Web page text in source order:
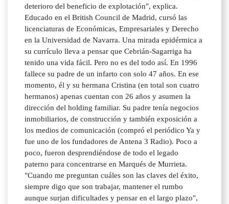
deterioro del beneficio de explotación", explica.
Educado en el British Council de Madrid, cursó las
licenciaturas de Económicas, Empresariales y Derecho
en la Universidad de Navarra. Una mirada epidérmica a
su currículo lleva a pensar que Cebrián-Sagarriga ha
tenido una vida fácil. Pero no es del todo así. En 1996
fallece su padre de un infarto con solo 47 años. En ese
momento, él y su hermana Cristina (en total son cuatro
hermanos) apenas cuentan con 26 años y asumen la
dirección del holding familiar. Su padre tenía negocios
inmobiliarios, de construcción y también exposición a
los medios de comunicación (compró el periódico Ya y
fue uno de los fundadores de Antena 3 Radio). Poco a
poco, fueron desprendiéndose de todo el legado
paterno para concentrarse en Marqués de Murrieta.
"Cuando me preguntan cuáles son las claves del éxito,
siempre digo que son trabajar, mantener el rumbo
aunque surjan dificultades y pensar en el largo plazo",